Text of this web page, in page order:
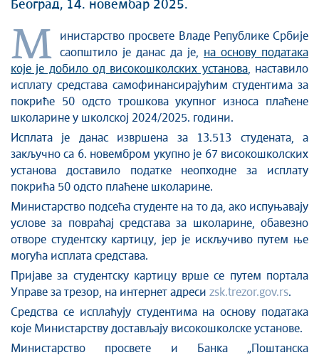
Београд, 14. новембар 2025.
М
инистарство просвете Владе Републике Србије
саопштило је данас да је, на основу података
које је добило од високошколских установа, наставило
исплату средстава самофинансирајућим студентима за
покриће 50 одсто трошкова укупног износа плаћене
школарине у школској 2024/2025. години.
Исплата је данас извршена за 13.513 студената, а
закључно са 6. новембром укупно је 67 високошколских
установа доставило податке неопходне за исплату
покрића 50 одсто плаћене школарине.
Министарство подсећа студенте на то да, ако испуњавају
услове за повраћај средстава за школарине, обавезно
отворе студентску картицу, јер је искључиво путем ње
могућа исплата средстава.
Пријаве за студентску картицу врше се путем портала
Управе за трезор, на интернет адреси zsk.trezor.gov.rs.
Средства се исплаћују студентима на основу података
које Министарству достављају високошколске установе.
Министарство просвете и Банка „Поштанска